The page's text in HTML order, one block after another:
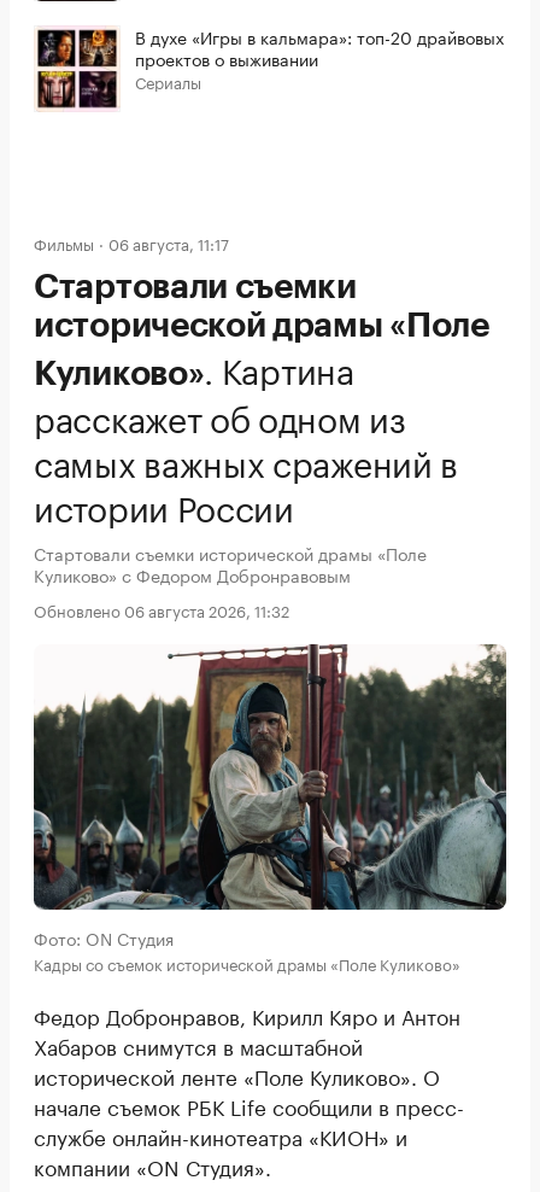
В духе «Игры в кальмара»: топ-20 драйвовых
проектов о выживании
Сериалы
Фильмы 06 августа, 11:17
Стартовали съемки
исторической драмы «Поле
Куликово»
Картина
расскажет об одном из
самых важных сражений в
истории России
Стартовали съемки исторической драмы «Поле
Куликово» с Федором Добронравовым
Обновлено 06 августа 2026, 11:32
Фото: ON Студия
Кадры со съемок исторической драмы «Поле Куликово»
Федор Добронравов, Кирилл Кяро и Антон
Хабаров снимутся в масштабной
исторической ленте «Поле Куликово». О
начале съемок РБК Life сообщили в пресс-
службе онлайн-кинотеатра «КИОН» и
компании «ON Студия».